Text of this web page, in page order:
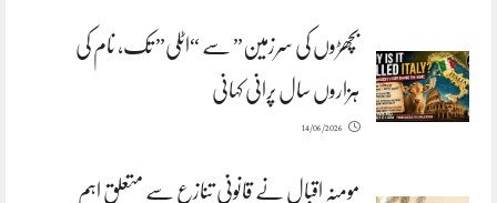
بچھڑوں کی سرزمین” سے “اٹلی” تک، نام کی
ہزاروں سال پرانی کہانی
14/06/2026
مومنہ اقبال نے قانونی تنازع سے متعلق اہم